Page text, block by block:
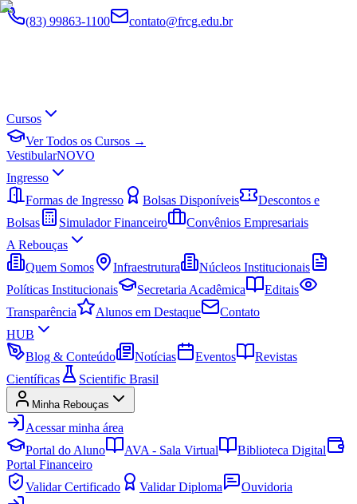
(83) 99863-1100 contato@frcg.edu.br
Cursos
Ver Todos os Cursos →
VestibularNOVO
Ingresso
Formas de Ingresso
Bolsas Disponíveis
Descontos e
Bolsas
Simulador Financeiro
Convênios Empresariais
A Rebouças
Quem Somos
Infraestrutura
Núcleos Institucionais
Políticas Institucionais
Secretaria Acadêmica
Editais
Transparência
Alunos em Destaque
Contato
HUB
Blog & Conteúdo
Notícias Eventos
Revistas
Científicas
Scientific Brasil
Minha Rebouças
Acessar minha área
Portal do Aluno
AVA - Sala Virtual
Biblioteca Digital
Portal Financeiro
Validar Certificado
Validar Diploma
Ouvidoria